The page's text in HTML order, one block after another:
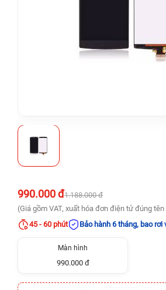
990.000 đ1.188.000 đ
(Giá gồm VAT, xuất hóa đơn điện tử đúng
45 - 60 phút
Bảo hành 6 tháng, bao rơi
Màn hình
990.000 đ